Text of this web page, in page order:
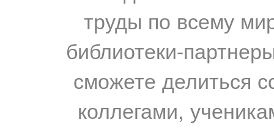
труды по всему
библиотеки-
сможете делиться
коллегами,